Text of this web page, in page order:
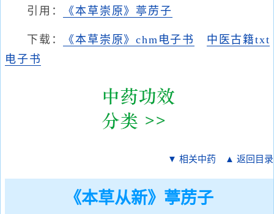
引用： 《本草崇原》葶苈子
下载： 《本草崇原》chm电子书
中医古籍txt
电子书
▼ 相关中药 ▲ 返回目录
《本草从新》葶苈子